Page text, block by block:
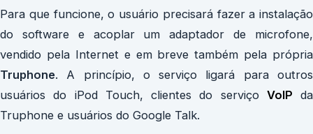
Para que funcione, o usuário precisará fazer a instalação
do software e acoplar um adaptador de microfone,
vendido pela Internet e em breve também pela própria
Truphone. A princípio, o serviço ligará para outros
usuários do iPod Touch, clientes do serviço VoIP da
Truphone e usuários do Google Talk.